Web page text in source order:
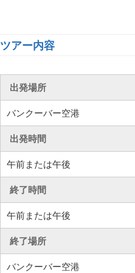
ツアー内容
出発場所
バンクーバー空港
出発時間
午前または午後
終了時間
午前または午後
終了場所
バンクーバー空港